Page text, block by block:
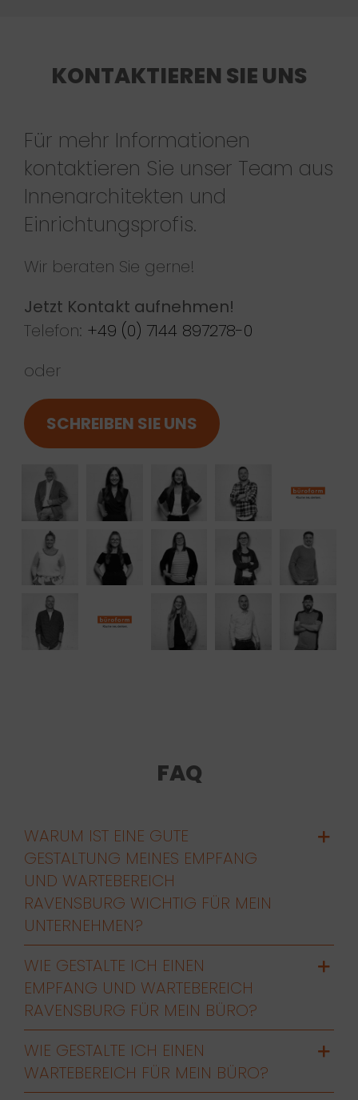
KONTAKTIEREN SIE UNS
Für mehr Informationen
kontaktieren Sie unser Team aus
Innenarchitekten und
Einrichtungsprofis.
Wir beraten Sie gerne!
Jetzt Kontakt aufnehmen!
Telefon: +49 (0) 7144 897278-0
oder
SCHREIBEN SIE UNS
FAQ
WARUM IST EINE GUTE
GESTALTUNG MEINES EMPFANG
UND WARTEBEREICH
RAVENSBURG WICHTIG FÜR MEIN
UNTERNEHMEN?
WIE GESTALTE ICH EINEN
EMPFANG UND WARTEBEREICH
RAVENSBURG FÜR MEIN BÜRO?
WIE GESTALTE ICH EINEN
WARTEBEREICH FÜR MEIN BÜRO?